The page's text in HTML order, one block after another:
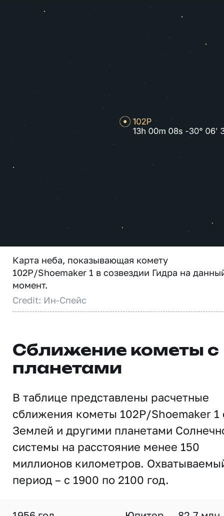
Карта неба, показывающая комету
102P/Shoemaker 1 в созвездии Гидра на
момент.
Credit: Ин-Спейс
Сближение кометы с
планетами
В таблице представлены расчетные
сближения кометы 102P/Shoemaker 1
Землей и другими планетами
системы на расстояние менее 150
миллионов километров.
период – с 1900 по 2100 год.